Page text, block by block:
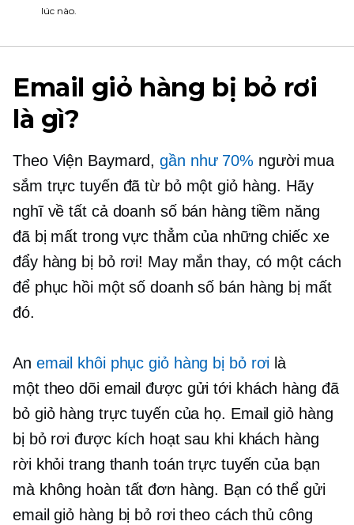
lúc nào.
Email giỏ hàng bị bỏ rơi
là gì?
Theo Viện Baymard,gần như 70% người mua
sắm trực tuyến đã từ bỏ một giỏ hàng. Hãy
nghĩ về tất cả doanh số bán hàng tiềm năng
đã bị mất trong vực thẳm của những chiếc xe
đẩy hàng bị bỏ rơi! May mắn thay, có một cách
để phục hồi một số doanh số bán hàng bị mất
đó.
An email khôi phục giỏ hàng bị bỏ rơi là
một theo dõiemail được gửi tới khách hàng đã
bỏ giỏ hàng trực tuyến của họ. Email giỏ hàng
bị bỏ rơi được kích hoạt sau khi khách hàng
rời khỏi trang thanh toán trực tuyến của bạn
mà không hoàn tất đơn hàng. Bạn có thể gửi
email giỏ hàng bị bỏ rơi theo cách thủ công